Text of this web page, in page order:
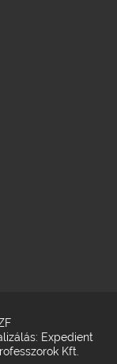
: Expedient
Kft.